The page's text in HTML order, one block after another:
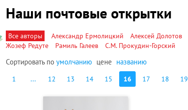
Наши почтовые открытки
Все авторы Александр Ермолицкий Алексей Долотов
Жозеф Редуте
Рамиль Галеев С.М. Прокудин-Горский
Сортировать по умолчанию цене названию
1 ... 12 13 14 15 16 17 18 19